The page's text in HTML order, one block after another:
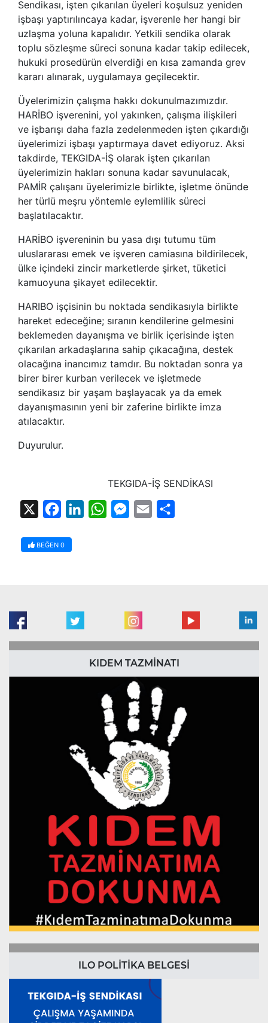
Sendikası, işten çıkarılan üyeleri koşulsuz yeniden
işbaşı yaptırılıncaya kadar, işverenle her hangi bir
uzlaşma yoluna kapalıdır. Yetkili sendika olarak
toplu sözleşme süreci sonuna kadar takip edilecek,
hukuki prosedürün elverdiği en kısa zamanda grev
kararı alınarak, uygulamaya geçilecektir.
Üyelerimizin çalışma hakkı dokunulmazımızdır.
HARİBO işverenini, yol yakınken, çalışma ilişkileri
ve işbarışı daha fazla zedelenmeden işten çıkardığı
üyelerimizi işbaşı yaptırmaya davet ediyoruz. Aksi
takdirde, TEKGIDA-İŞ olarak işten çıkarılan
üyelerimizin hakları sonuna kadar savunulacak,
PAMİR çalışanı üyelerimizle birlikte, işletme önünde
her türlü meşru yöntemle eylemlilik süreci
başlatılacaktır.
HARİBO işvereninin bu yasa dışı tutumu tüm
uluslararası emek ve işveren camiasına bildirilecek,
ülke içindeki zincir marketlerde şirket, tüketici
kamuoyuna şikayet edilecektir.
HARIBO işçisinin bu noktada sendikasıyla birlikte
hareket edeceğine; sıranın kendilerine gelmesini
beklemeden dayanışma ve birlik içerisinde işten
çıkarılan arkadaşlarına sahip çıkacağına, destek
olacağına inancımız tamdır. Bu noktadan sonra ya
birer birer kurban verilecek ve işletmede
sendikasız bir yaşam başlayacak ya da emek
dayanışmasının yeni bir zaferine birlikte imza
atılacaktır.
Duyurulur.
TEKGIDA-İŞ SENDİKASI
FacebookLinkedInWhatsAppMessenger
Email
BEĞEN 0
KIDEM TAZMİNATI
ILO POLİTİKA BELGESİ